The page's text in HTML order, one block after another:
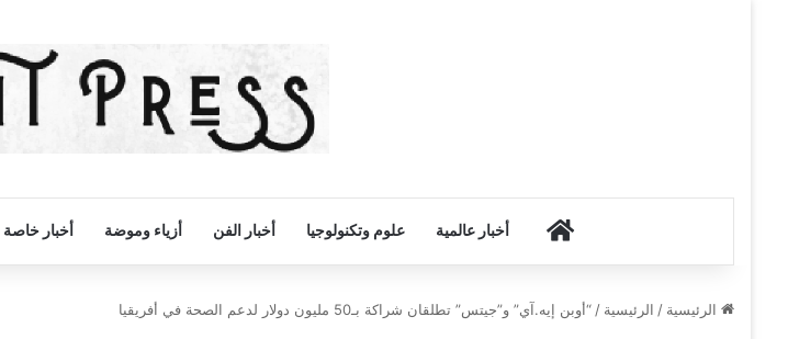
أخبار الكويت
أخبار عالمية علوم وتكنولوجيا أخبار الفن أزياء وموضة أخبار خاصة
الرئيسية / الرئيسية / “أوبن إيه.آي” و”جيتس” تطلقان شراكة بـ50 مليون دولار لدعم الصحة في أفريقيا